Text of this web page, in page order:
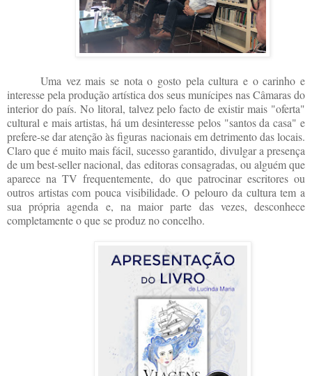
Uma vez mais se nota o gosto pela cultura e o carinho e
interesse pela produção artística dos seus munícipes nas Câmaras do
interior do país. No litoral, talvez pelo facto de existir mais "oferta"
cultural e mais artistas, há um desinteresse pelos "santos da casa" e
prefere-se dar atenção às figuras nacionais em detrimento das locais.
Claro que é muito mais fácil, sucesso garantido, divulgar a presença
de um best-seller nacional, das editoras consagradas, ou alguém que
aparece na TV frequentemente, do que patrocinar escritores ou
outros artistas com pouca visibilidade. O pelouro da cultura tem a
sua própria agenda e, na maior parte das vezes, desconhece
completamente o que se produz no concelho.